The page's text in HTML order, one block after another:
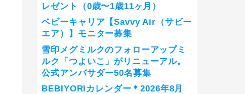
レゼント（0歳〜1歳11ヶ月）
ベビーキャリア【Savvy Air（サビー
エア）】モニター募集
雪印メグミルクのフォローアップミ
ルク「つよいこ」がリニューアル。
公式アンバサダー50名募集
BEBIYORIカレンダー＊2026年8月